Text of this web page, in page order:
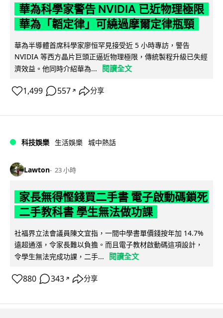
華為科學家警告 NVIDIA 已近物理極限
華為「韜定律」可繞過摩爾定律瓶頸
華為半導體首席科學家廖恒罕見接受近 5 小時專訪，警告
NVIDIA 等西方晶片巨頭正逼近物理極限，傳統製程升級已失經
濟效益。他同時介紹華為...
閱讀全文
1,499 557 ↗ 分享
科技娛樂 生活娛樂 城中熱話
Lawton 23 小時
家長無得慳錢買二手書 電子啟動碼鎖死
二手教科書 學生無法做功課
社福界立法會議員陳文宜指，一間中學書單價錢按年加 14.7%
遠超通漲，令家長難以負擔。而且電子教材啟動碼這項設計，
令學生無法完成功課，二手...
閱讀全文
880 343 ↗ 分享